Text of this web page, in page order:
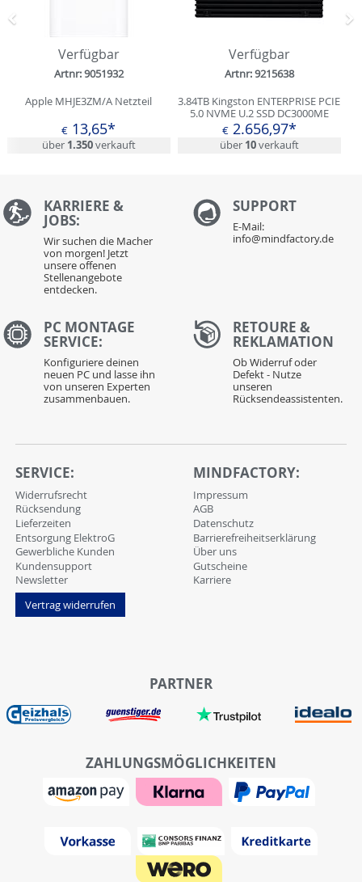
Verfügbar
Artnr: 9051932
Apple MHJE3ZM/A Netzteil
€ 13,65*
über 1.350verkauft
Verfügbar
Artnr: 9215638
3.84TB Kingston ENTERPRISE PCIE
5.0 NVME U.2 SSD DC3000ME
2.5IN SSD
€2.656,97*
über 10verkauft
Zurück
KARRIERE &
JOBS:
Wir suchen die Macher
von morgen! Jetzt
unsere offenen
Stellenangebote
entdecken.
SUPPORT
E-Mail:
info@mindfactory.de
PC MONTAGE
SERVICE:
Konfiguriere deinen
neuen PC und lasse ihn
von unseren Experten
zusammenbauen.
RETOURE &
REKLAMATION
Ob Widerruf oder
Defekt - Nutze
unseren
Rücksendeassistenten.
SERVICE:
Widerrufsrecht
Rücksendung
Lieferzeiten
Entsorgung ElektroG
Gewerbliche Kunden
Kundensupport
Newsletter
Vertrag widerrufen
MINDFACTORY:
Impressum
AGB
Datenschutz
Barrierefreiheitserklärung
Über uns
Gutscheine
Karriere
PARTNER
ZAHLUNGSMÖGLICHKEITEN